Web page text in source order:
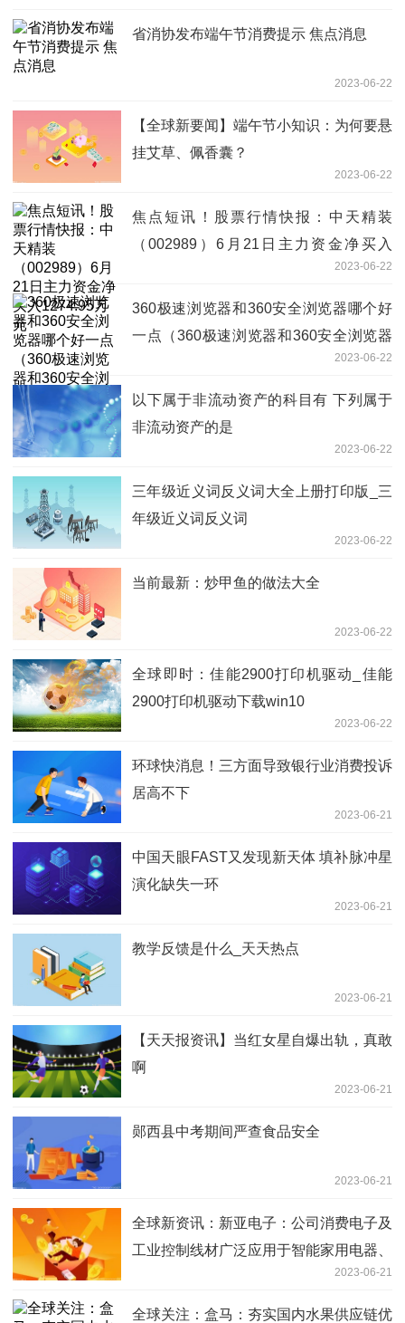
省消协发布端午节消费提示 焦点消息
2023-06-22
【全球新要闻】端午节小知识：为何要悬
挂艾草、佩香囊？
2023-06-22
焦点短讯！股票行情快报：中天精装
（002989）6月21日主力资金净买入
2023-06-22
360极速浏览器和360安全浏览器哪个好
一点（360极速浏览器和360安全浏览器
2023-06-22
以下属于非流动资产的科目有 下列属于
非流动资产的是
2023-06-22
三年级近义词反义词大全上册打印版_三
年级近义词反义词
2023-06-22
当前最新：炒甲鱼的做法大全
2023-06-22
全球即时：佳能2900打印机驱动_佳能
2900打印机驱动下载win10
2023-06-22
环球快消息！三方面导致银行业消费投诉
居高不下
2023-06-21
中国天眼FAST又发现新天体 填补脉冲星
演化缺失一环
2023-06-21
教学反馈是什么_天天热点
2023-06-21
【天天报资讯】当红女星自爆出轨，真敢
啊
2023-06-21
郧西县中考期间严查食品安全
2023-06-21
全球新资讯：新亚电子：公司消费电子及
工业控制线材广泛应用于智能家用电器、
计算机、智能化办公、工业控制、医疗设
备等
2023-06-21
全球关注：盒马：夯实国内水果供应链优